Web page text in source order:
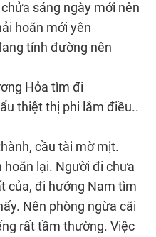
sáng ngày mới nên
hoãn mới yên
tính đường nên
Hỏa tìm đi
thiệt thị phi lắm điều..
cầu tài mờ mịt.
hoãn lại. Người đi chưa
của, đi hướng Nam tìm
Nên phòng ngừa cãi
rất tầm thường. Việc